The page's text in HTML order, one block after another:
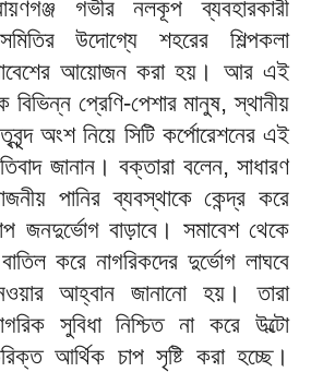
গভীর নলকূপ ব্যবহারকারী
উদোগ্যে শহরের শিল্পকলা
আয়োজন করা হয়। আর এই
বিভিন্ন প্রেণি-পেশার মানুষ, স্থানীয়
অংশ নিয়ে সিটি কর্পোরেশনের এই
জানান। বক্তারা বলেন, সাধারণ
পানির ব্যবস্থাকে কেন্দ্র করে
বাড়াবে। সমাবেশ থেকে
করে নাগরিকদের দুর্ভোগ লাঘবে
আহ্বান জানানো হয়। তারা
সুবিধা নিশ্চিত না করে উল্টো
আর্থিক চাপ সৃষ্টি করা হচ্ছে।